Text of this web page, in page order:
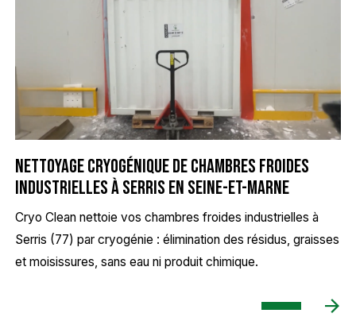
Nettoyage cryogénique de chambres froides
industrielles à Serris en Seine-et-Marne
Cryo Clean nettoie vos chambres froides industrielles à
Serris (77) par cryogénie : élimination des résidus, graisses
et moisissures, sans eau ni produit chimique.